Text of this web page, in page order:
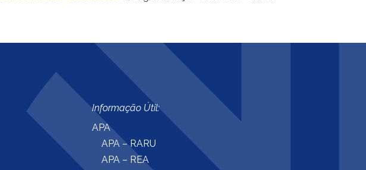
Informação Útil:
APA
APA – RARU
APA – REA